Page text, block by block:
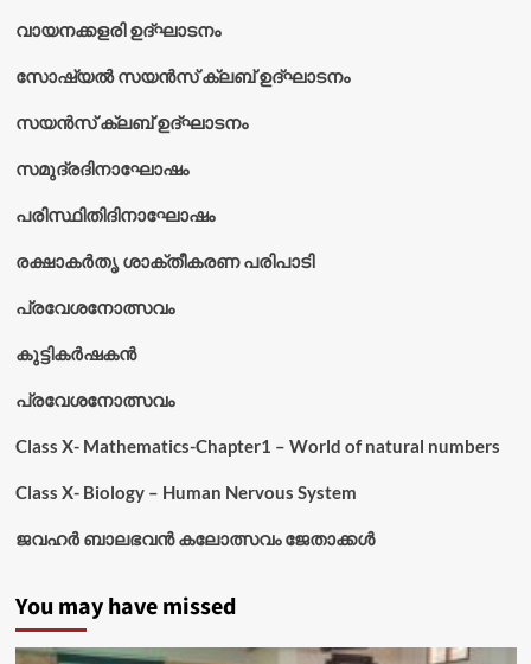
വായനക്കളരി ഉദ്‌ഘാടനം
സോഷ്യൽ സയൻസ് ക്ലബ് ഉദ്‌ഘാടനം
സയൻസ് ക്ലബ് ഉദ്‌ഘാടനം
സമുദ്രദിനാഘോഷം
പരിസ്ഥിതിദിനാഘോഷം
രക്ഷാകർതൃ ശാക്തീകരണ പരിപാടി
പ്രവേശനോത്സവം
കുട്ടികര്‍ഷകന്‍
പ്രവേശനോത്സവം
Class X- Mathematics-Chapter1 – World of natural numbers
Class X- Biology – Human Nervous System
ജവഹർ ബാലഭവൻ കലോത്സവം ജേതാക്കൾ
You may have missed